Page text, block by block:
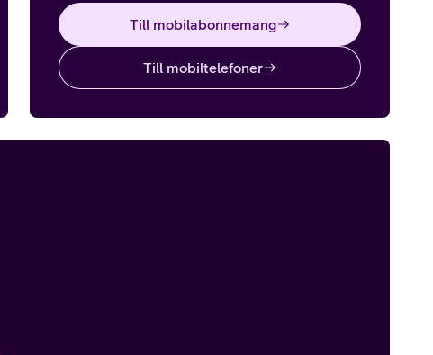
Till mobilabonnemang
Till mobiltelefoner